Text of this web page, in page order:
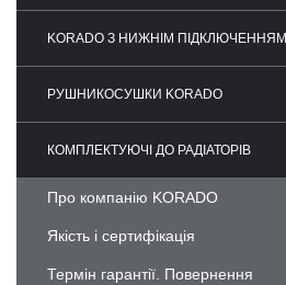
KORADO З НИЖНІМ ПІДКЛЮЧЕННЯМ
РУШНИКОСУШКИ KORADO
КОМПЛЕКТУЮЧІ ДО РАДІАТОРІВ
Про компанію KORADO
Якість і сертифікація
Термін гарантії. Повернення